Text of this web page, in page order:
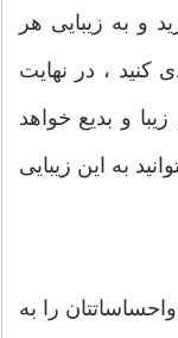
و به زیبایی هر
کنید ، در نهایت
و بدیع خواهد
به این زیبایی
را به